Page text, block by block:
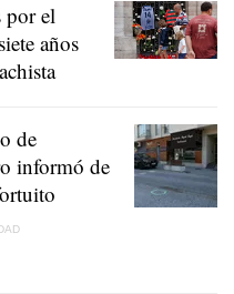
por el
años
de
informó de